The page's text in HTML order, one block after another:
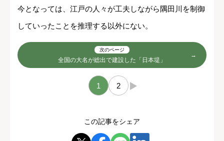
今となっては、江戸の人々が工夫しながら隅田川を制御
していったことを推理する以外にない。
次のページ
全国の大名が総出で建設した「日本堤」
1 2 →
この記事をシェア